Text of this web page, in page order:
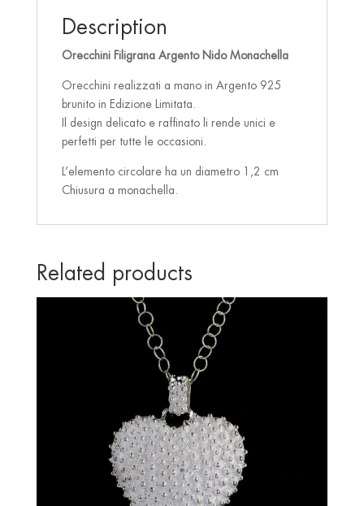
Description
Orecchini Filigrana Argento Nido Monachella
Orecchini realizzati a mano in Argento 925
brunito in Edizione Limitata.
Il design delicato e raffinato li rende unici e
perfetti per tutte le occasioni.
L’elemento circolare ha un diametro 1,2 cm
Chiusura a monachella.
Related products